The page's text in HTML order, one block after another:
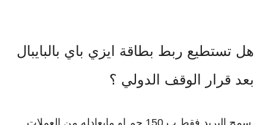
بعد قرار الوقف الدولي ؟